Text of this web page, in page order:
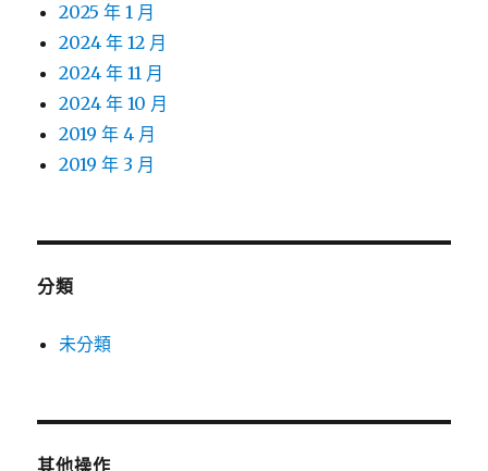
2025 年 1 月
2024 年 12 月
2024 年 11 月
2024 年 10 月
2019 年 4 月
2019 年 3 月
分類
未分類
其他操作